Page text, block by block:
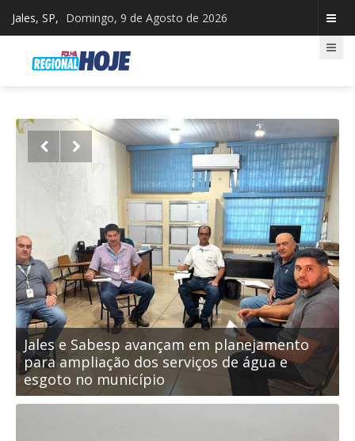
Jales, SP, Domingo, 9 de Agosto de 2026
Educação de Jales participa do 11º CIENP e
reforça compromisso com a formação
continuada
 